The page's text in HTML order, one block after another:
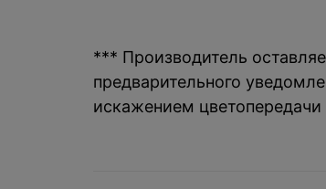
*** Производитель
предварительного
искажением